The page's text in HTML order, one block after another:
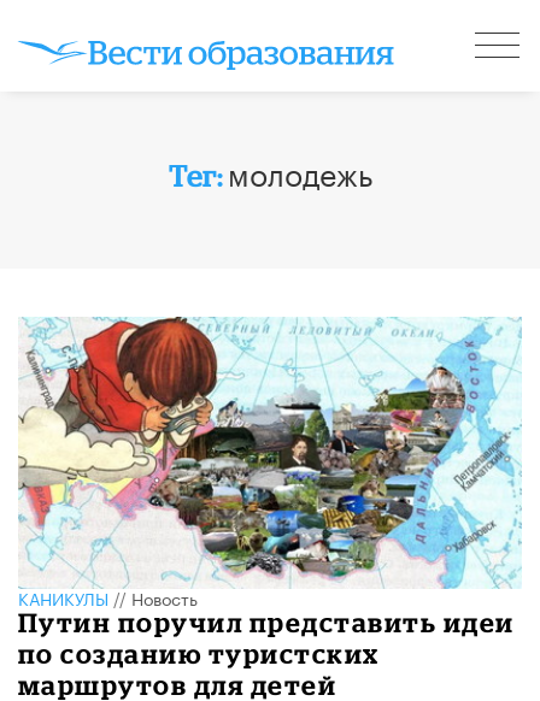
Тег: молодежь
КАНИКУЛЫ //Новость
Путин поручил представить идеи
по созданию туристских
маршрутов для детей